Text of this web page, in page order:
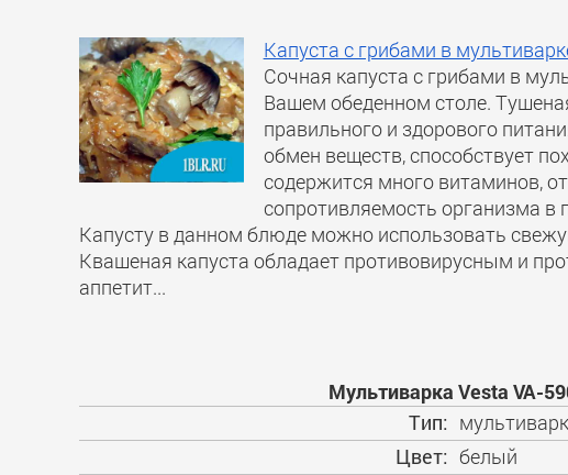
Капуста с грибами в
Сочная капуста с грибами в
Вашем обеденном столе.
правильного и здорового
обмен веществ, способствует
содержится много витаминов,
сопротивляемость организма в
Капусту в данном блюде можно использовать
Квашеная капуста обладает противовирусным и
аппетит...
Мультиварка Vesta VA-
Тип:
Цвет: белый